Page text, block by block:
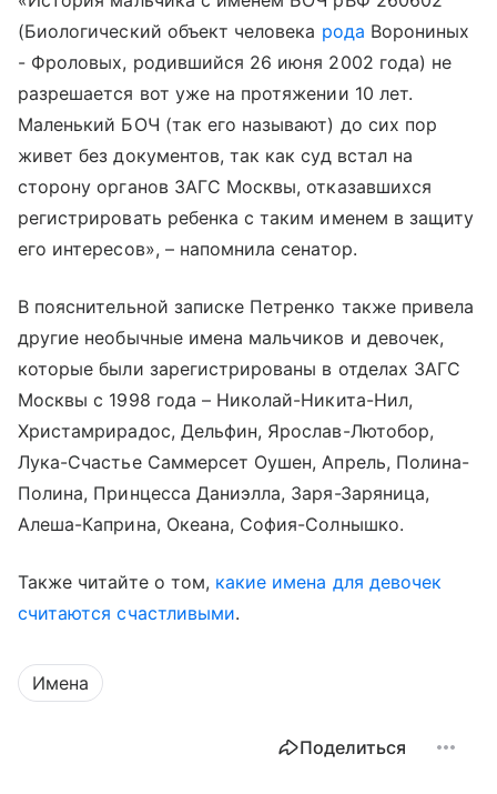
(Биологический объект человека рода Ворониных
- Фроловых, родившийся 26 июня 2002 года) не
разрешается вот уже на протяжении 10 лет.
Маленький БОЧ (так его называют) до сих пор
живет без документов, так как суд встал на
сторону органов ЗАГС Москвы, отказавшихся
регистрировать ребенка с таким именем в защиту
его интересов», – напомнила сенатор.
В пояснительной записке Петренко также привела
другие необычные имена мальчиков и девочек,
которые были зарегистрированы в отделах ЗАГС
Москвы с 1998 года – Николай-Никита-Нил,
Христамрирадос, Дельфин, Ярослав-Лютобор,
Лука-Счастье Саммерсет Оушен, Апрель, Полина-
Полина, Принцесса Даниэлла, Заря-Заряница,
Алеша-Каприна, Океана, София-Солнышко.
Также читайте о том, какие имена для девочек
считаются счастливыми.
Имена
Поделиться